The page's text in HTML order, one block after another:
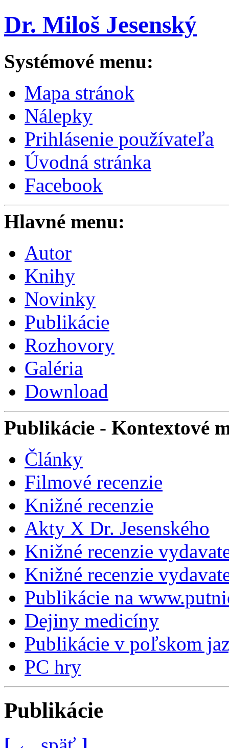
Dr. Miloš Jesenský
Systémové menu:
Mapa stránok
Nálepky
Prihlásenie používateľa
Úvodná stránka
Facebook
Hlavné menu:
Autor
Knihy
Novinky
Publikácie
Rozhovory
Galéria
Download
Publikácie - Kontextové
Články
Filmové recenzie
Knižné recenzie
Akty X Dr. Jesenského
Knižné recenzie
Knižné recenzie
Publikácie na
Dejiny medicíny
Publikácie v poľskom
PC hry
Publikácie